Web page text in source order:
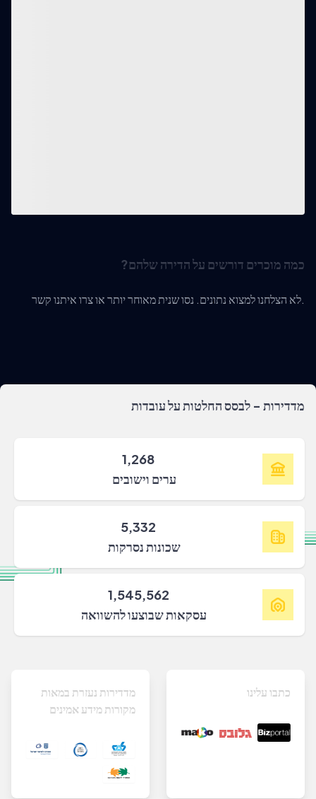
כמה מוכרים דורשים על הדירה שלהם?
לא הצלחנו למצוא נתונים. נסו שנית מאוחר יותר או צרו איתנו קשר.
מדדירות - לבסס החלטות על עובדות
1,268
ערים וישובים
5,332
שכונות נסרקות
1,545,562
עסקאות שבוצעו להשוואה
מדדירות נעזרת במאות
מקורות מידע אמינים
כתבו עלינו